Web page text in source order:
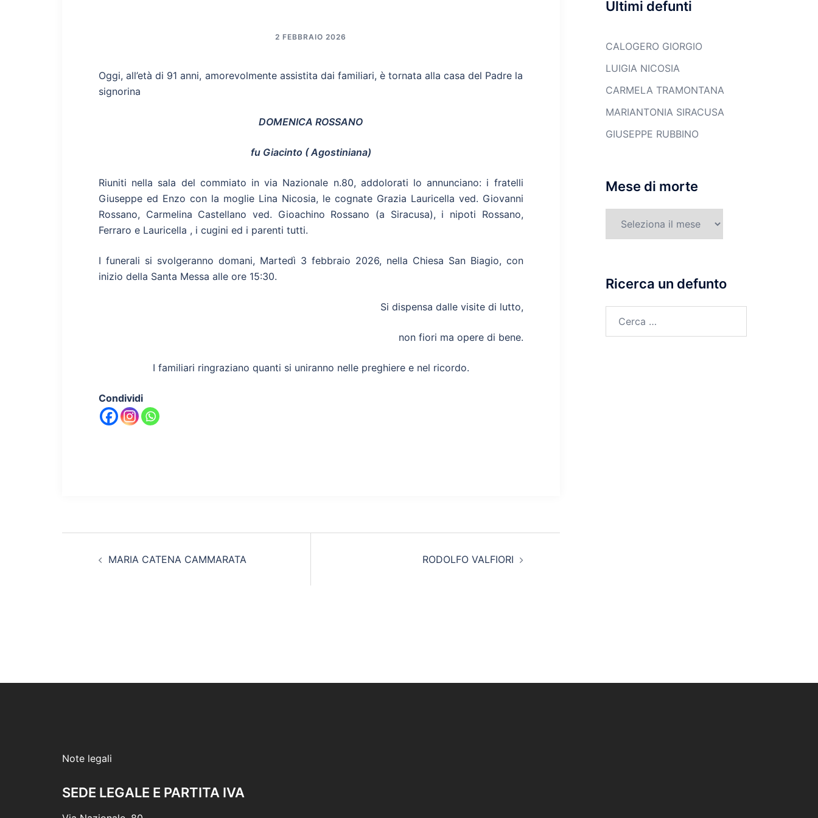
2 FEBBRAIO 2026
Oggi, all’età di 91 anni, amorevolmente assistita dai familiari, è tornata alla casa del Padre la
signorina
DOMENICA ROSSANO
fu Giacinto ( Agostiniana)
Riuniti nella sala del commiato in via Nazionale n.80, addolorati lo annunciano: i fratelli
Giuseppe ed Enzo con la moglie Lina Nicosia, le cognate Grazia Lauricella ved. Giovanni
Rossano, Carmelina Castellano ved. Gioachino Rossano (a Siracusa), i nipoti Rossano,
Ferraro e Lauricella , i cugini ed i parenti tutti.
I funerali si svolgeranno domani, Martedì 3 febbraio 2026, nella Chiesa San Biagio, con
inizio della Santa Messa alle ore 15:30.
Si dispensa dalle visite di lutto,
non fiori ma opere di bene.
I familiari ringraziano quanti si uniranno nelle preghiere e nel ricordo.
Condividi
articolo
MARIA CATENA CAMMARATA RODOLFO VALFIORI
Ultimi defunti
CALOGERO GIORGIO
LUIGIA NICOSIA
CARMELA TRAMONTANA
MARIANTONIA SIRACUSA
GIUSEPPE RUBBINO
Mese di morte
Ricerca un defunto
Note legali
SEDE LEGALE E PARTITA IVA